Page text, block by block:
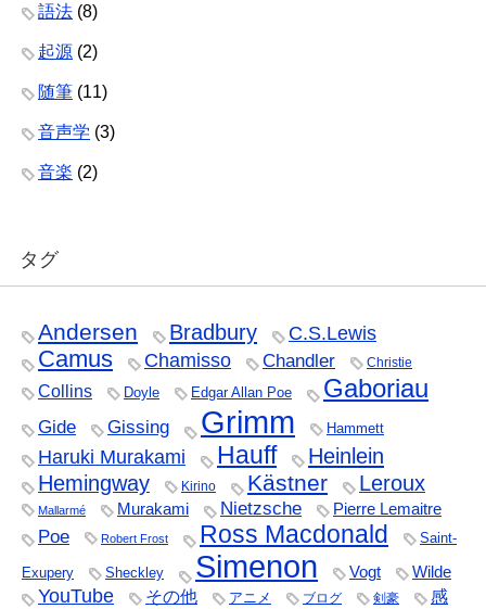
語法 (8)
起源 (2)
随筆 (11)
音声学 (3)
音楽 (2)
タグ
Andersen Bradbury C.S.Lewis
Camus Chamisso Chandler Christie
Collins Doyle Edgar Allan Poe Gaboriau
Gide Gissing Grimm Hammett
Haruki Murakami Hauff
Heinlein
Hemingway
Kirino Kästner Leroux
Mallarmé Murakami Nietzsche Pierre Lemaitre
Poe Robert Frost Ross Macdonald Saint-
Exupery Sheckley Simenon Vogt Wilde
YouTube その他 アニメ ブログ 剣豪
感